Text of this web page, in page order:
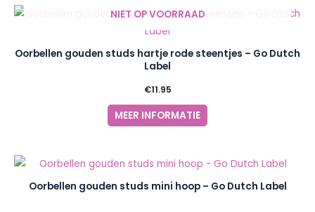
NIET OP VOORRAAD
Oorbellen gouden studs hartje rode steentjes – Go Dutch
Label
€11.95
MEER INFORMATIE
Oorbellen gouden studs mini hoop – Go Dutch Label